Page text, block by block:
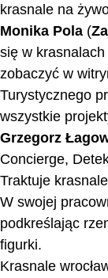
krasnale na
Monika Pola (
się w
zobaczyć w
Turystycznego
wszystkie
Grzegorz
Concierge,
Traktuje
W swojej
podkreślając
figurki.
Krasnale